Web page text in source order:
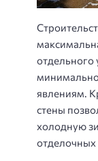
отдельного
явлениям.
стены
холодную
отделочных